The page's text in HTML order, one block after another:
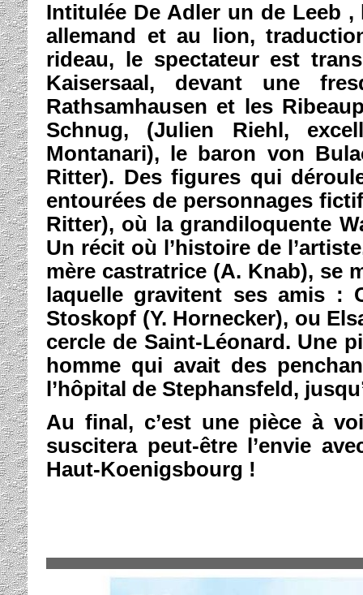
Intitulée De Adler un de Leeb ,
allemand et au lion,
rideau, le spectateur est
Kaisersaal, devant une
Rathsamhausen et les
Schnug, (Julien Riehl,
Montanari), le baron von
Ritter). Des figures qui
entourées de personnages
Ritter), où la grandiloquente
Un récit où l’histoire de
mère castratrice (A. Knab), se
laquelle gravitent ses amis :
Stoskopf (Y. Hornecker), ou
cercle de Saint-Léonard. Une
homme qui avait des
l’hôpital de Stephansfeld,
Au final, c’est une pièce à
suscitera peut-être l’envie
Haut-Koenigsbourg !